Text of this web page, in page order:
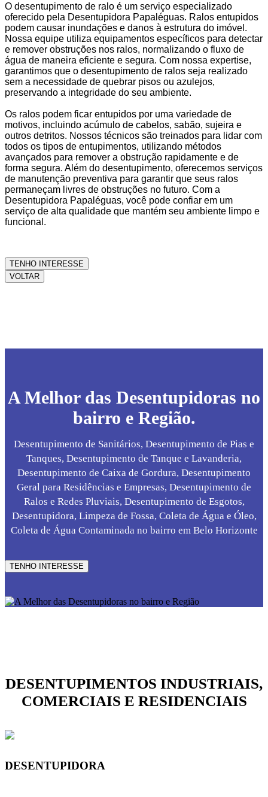
O desentupimento de ralo é um serviço especializado
oferecido pela Desentupidora Papaléguas. Ralos entupidos
podem causar inundações e danos à estrutura do imóvel.
Nossa equipe utiliza equipamentos específicos para detectar
e remover obstruções nos ralos, normalizando o fluxo de
água de maneira eficiente e segura. Com nossa expertise,
garantimos que o desentupimento de ralos seja realizado
sem a necessidade de quebrar pisos ou azulejos,
preservando a integridade do seu ambiente.
Os ralos podem ficar entupidos por uma variedade de
motivos, incluindo acúmulo de cabelos, sabão, sujeira e
outros detritos. Nossos técnicos são treinados para lidar com
todos os tipos de entupimentos, utilizando métodos
avançados para remover a obstrução rapidamente e de
forma segura. Além do desentupimento, oferecemos serviços
de manutenção preventiva para garantir que seus ralos
permaneçam livres de obstruções no futuro. Com a
Desentupidora Papaléguas, você pode confiar em um
serviço de alta qualidade que mantém seu ambiente limpo e
funcional.
TENHO INTERESSE
VOLTAR
A Melhor das Desentupidoras no
bairro e Região.
Desentupimento de Sanitários, Desentupimento de Pias e
Tanques, Desentupimento de Tanque e Lavanderia,
Desentupimento de Caixa de Gordura, Desentupimento
Geral para Residências e Empresas, Desentupimento de
Ralos e Redes Pluviais, Desentupimento de Esgotos,
Desentupidora, Limpeza de Fossa, Coleta de Água e Óleo,
Coleta de Água Contaminada no bairro em Belo Horizonte
TENHO INTERESSE
DESENTUPIMENTOS INDUSTRIAIS,
COMERCIAIS E RESIDENCIAIS
DESENTUPIDORA